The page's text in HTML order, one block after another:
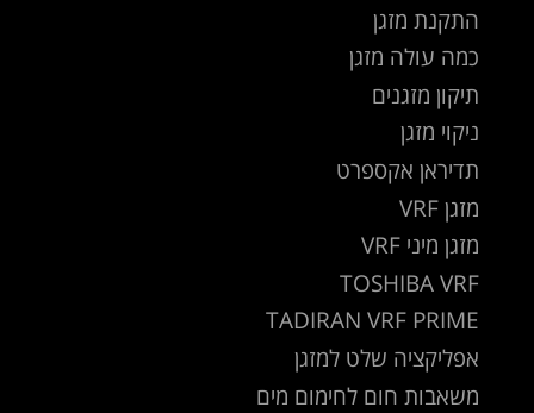
התקנת מזגן
כמה עולה מזגן
תיקון מזגנים
ניקוי מזגן
תדיראן אקספרט
מזגן VRF
מזגן מיני VRF
TOSHIBA VRF
TADIRAN VRF PRIME
אפליקציה שלט למזגן
משאבות חום לחימום מים